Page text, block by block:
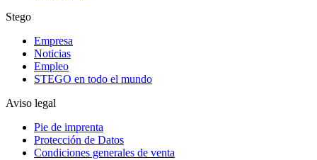
Stego
Empresa
Noticias
Empleo
STEGO en todo el mundo
Aviso legal
Pie de imprenta
Protección de Datos
Condiciones generales de venta